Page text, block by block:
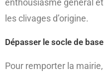
enthousiasme général
les clivages d’origine.
Dépasser le socle de
Pour remporter la mairie,